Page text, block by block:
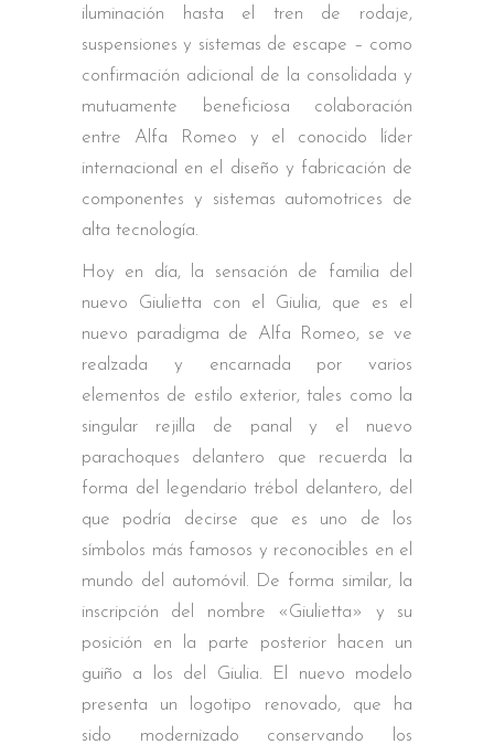
iluminación hasta el tren de rodaje,
suspensiones y sistemas de escape – como
confirmación adicional de la consolidada y
mutuamente beneficiosa colaboración
entre Alfa Romeo y el conocido líder
internacional en el diseño y fabricación de
componentes y sistemas automotrices de
alta tecnología.
Hoy en día, la sensación de familia del
nuevo Giulietta con el Giulia, que es el
nuevo paradigma de Alfa Romeo, se ve
realzada y encarnada por varios
elementos de estilo exterior, tales como la
singular rejilla de panal y el nuevo
parachoques delantero que recuerda la
forma del legendario trébol delantero, del
que podría decirse que es uno de los
símbolos más famosos y reconocibles en el
mundo del automóvil. De forma similar, la
inscripción del nombre «Giulietta» y su
posición en la parte posterior hacen un
guiño a los del Giulia. El nuevo modelo
presenta un logotipo renovado, que ha
sido modernizado conservando los